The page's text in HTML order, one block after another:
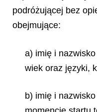
podróżującej bez
obejmujące:
a) imię i nazwisko
wiek oraz języki,
b) imię i